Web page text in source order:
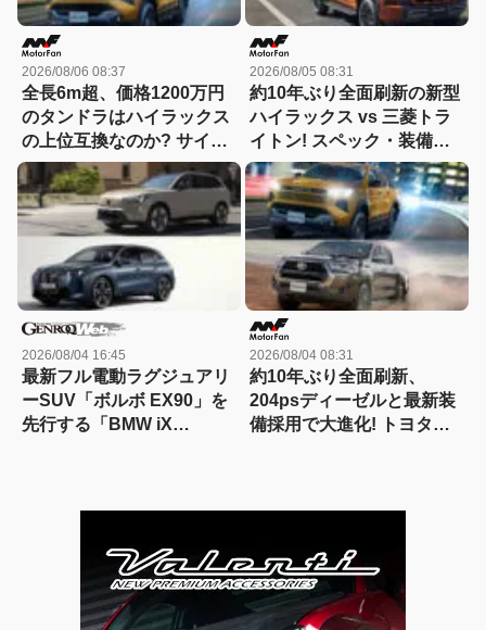
2026/08/06 08:37
全長6m超、価格1200万円
のタンドラはハイラックス
の上位互換なのか? サイ
ズ・装備・走り・価格を徹
底比較して分かった決定的
な違い 【新型ハイラックス
徹底比較】
2026/08/05 08:31
約10年ぶり全面刷新の新型
ハイラックス vs 三菱トラ
イトン! スペック・装備・
価格を比較、勝った点/惜し
い点を徹底検証! 【新型ハ
イラックス 徹底比較】
2026/08/04 16:45
最新フル電動ラグジュアリ
ーSUV「ボルボ EX90」を
先行する「BMW iX
2026/08/04 08:31
約10年ぶり全面刷新、
204psディーゼルと最新装
備採用で大進化! トヨタ新